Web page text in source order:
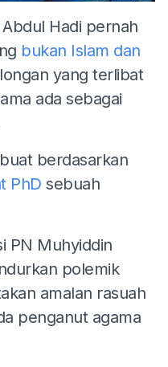
Hadi pernah
bukan Islam dan
yang terlibat
ada sebagai
berdasarkan
PhD sebuah
PN Muhyiddin
polemik
amalan rasuah
penganut agama